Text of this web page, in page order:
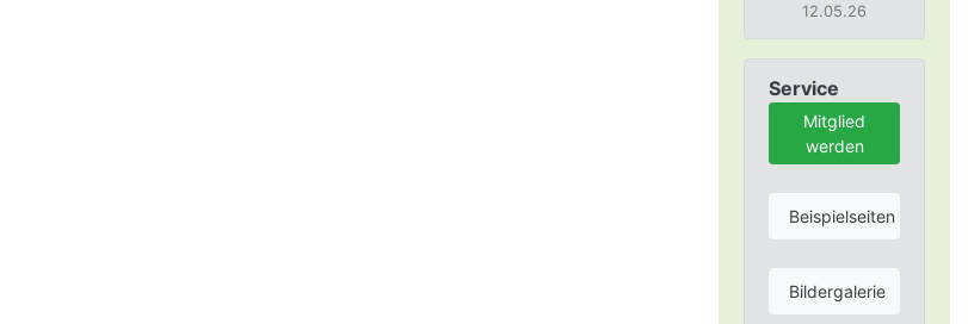
12.05.26
Service
Mitglied
werden
Beispielseiten
Bildergalerie